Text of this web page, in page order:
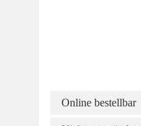
Online bestellbar